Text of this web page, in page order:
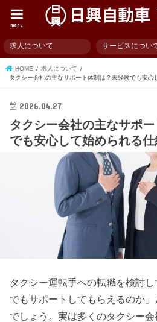
menu
求人について サービスについ
HOME
求人について
タクシー会社の主なサポート体制は？未経験でも安心
2026.04.27
タクシー会社の主なサポ
でも安心して始められる
タクシー運転手への転職を検討
でもサポートしてもらえるのか
でしょう。実は多くのタクシー